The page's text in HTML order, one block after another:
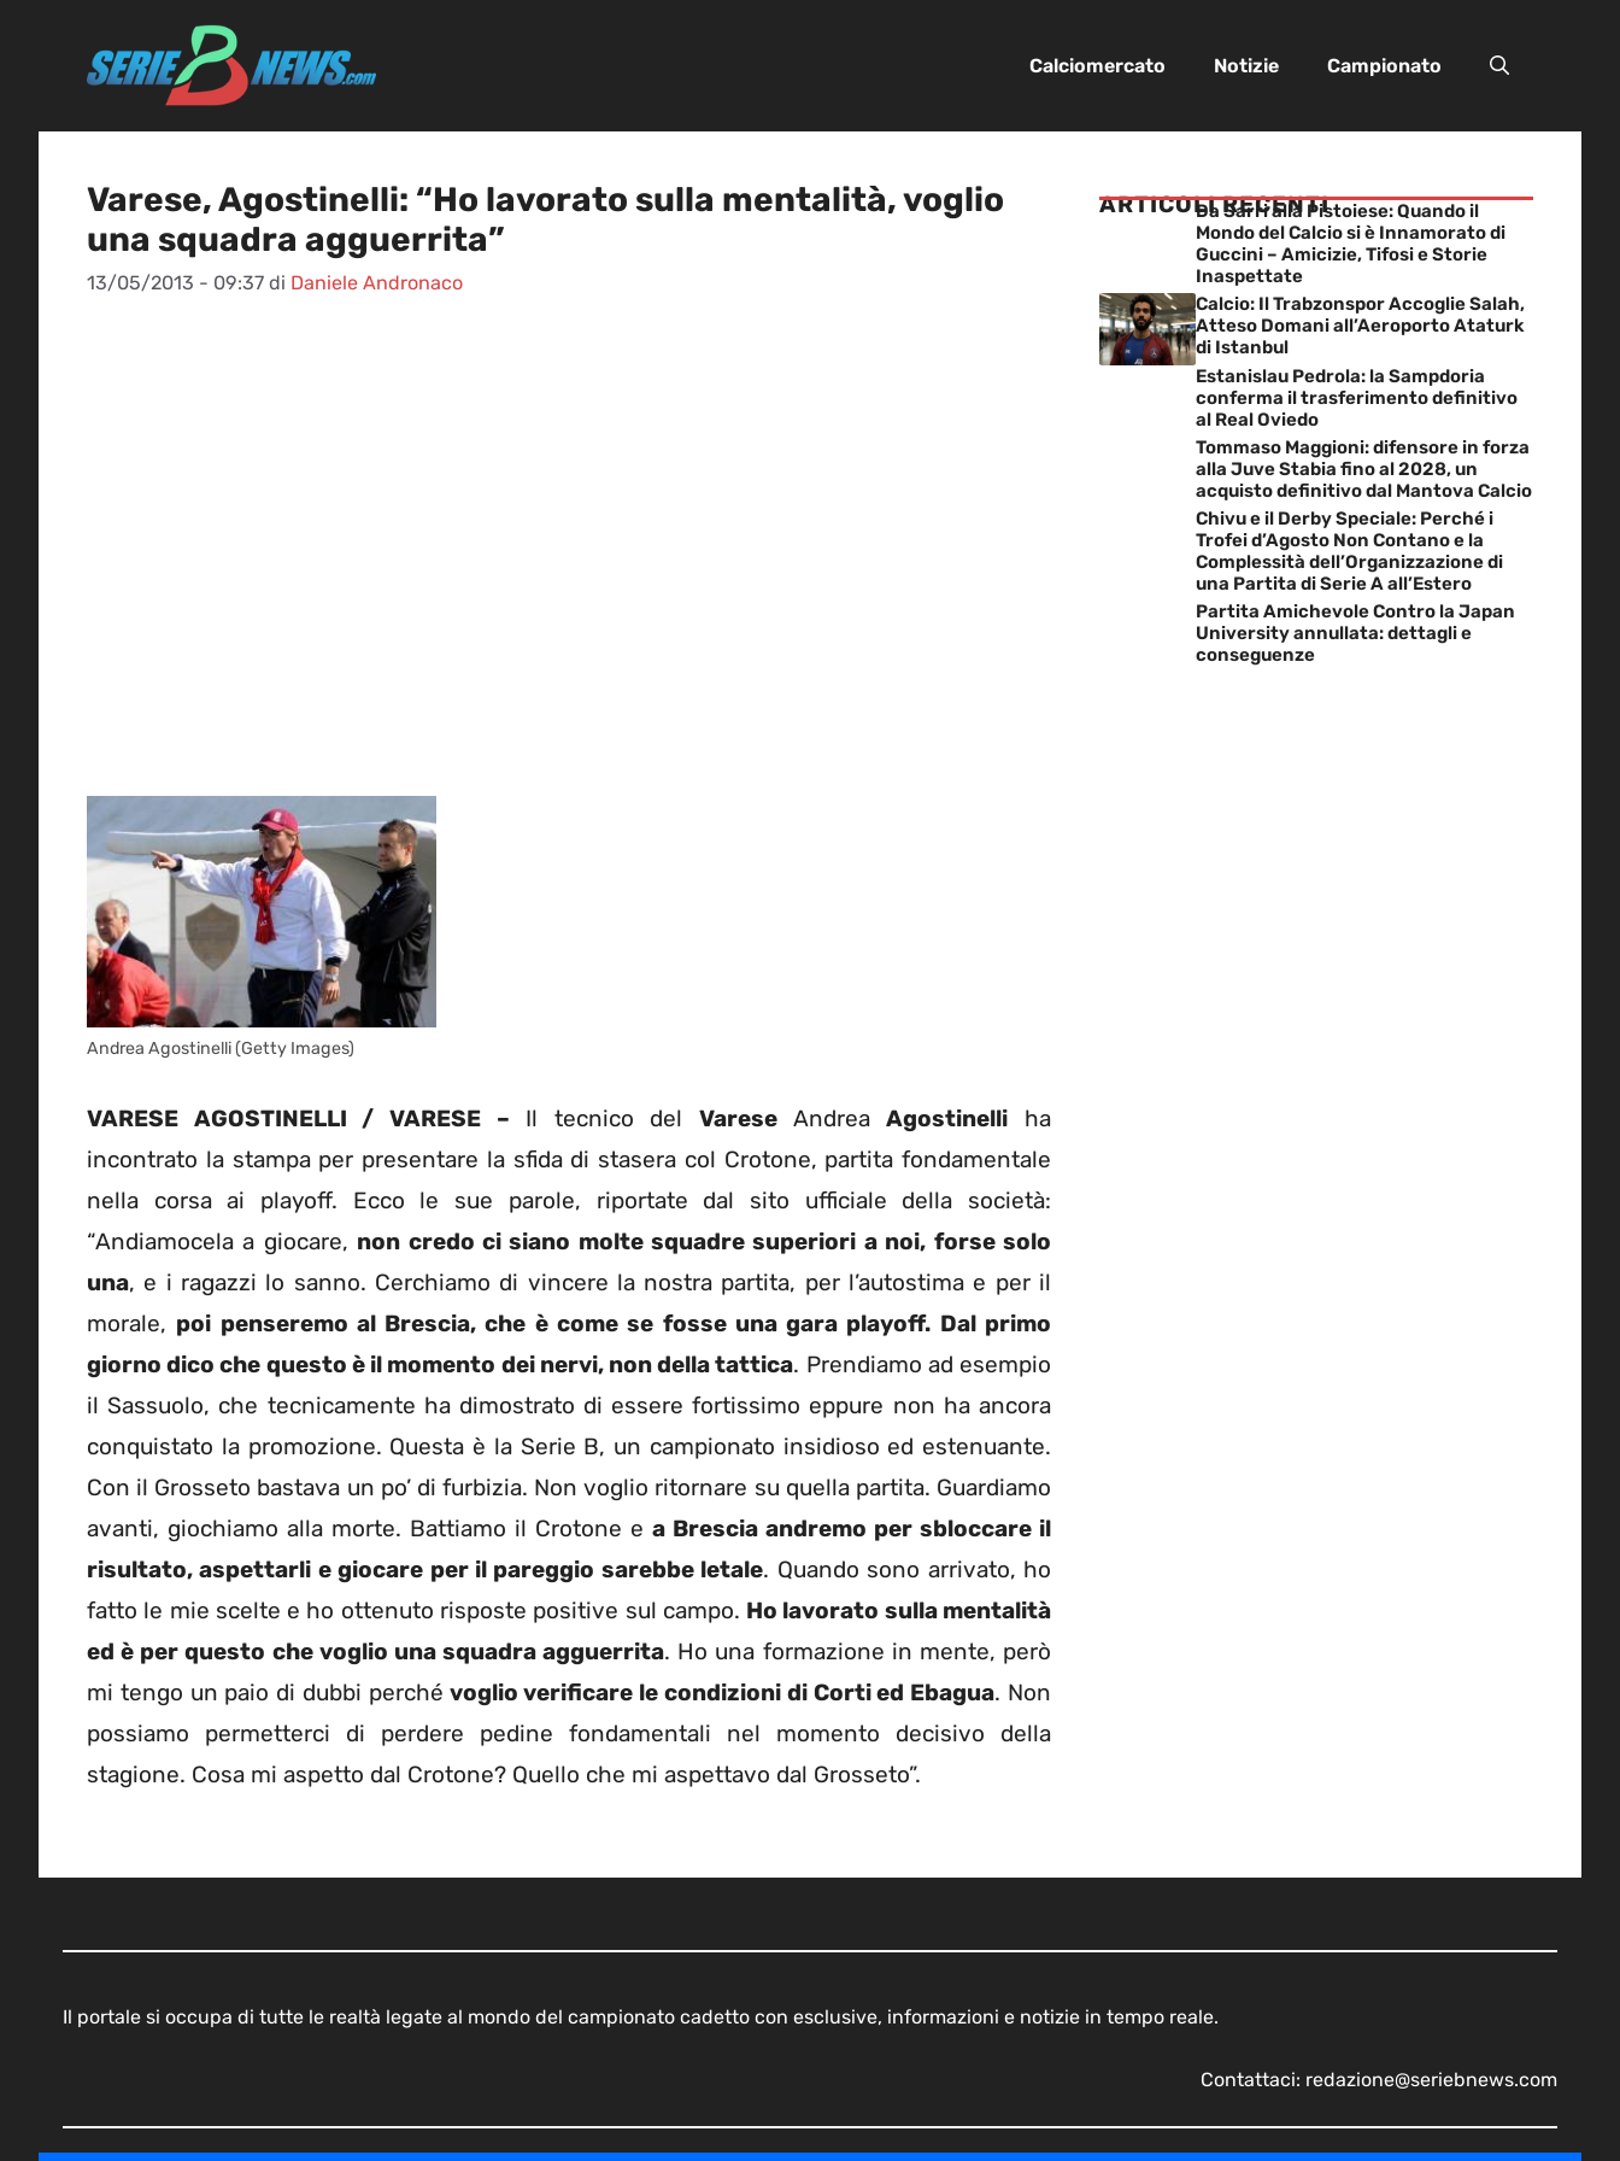
Calciomercato Notizie Campionato
Varese, Agostinelli: “Ho lavorato sulla mentalità, voglio
una squadra agguerrita”
13/05/2013 - 09:37 di Daniele Andronaco
Andrea Agostinelli (Getty Images)
VARESE AGOSTINELLI / VARESE – Il tecnico delVarese AndreaAgostinelli ha
incontrato la stampa per presentare la sfida di stasera col Crotone, partita fondamentale
nella corsa ai playoff. Ecco le sue parole, riportate dal sito ufficiale della società:
“Andiamocela a giocare, non credo ci siano molte squadre superiori a noi, forse solo
una, e i ragazzi lo sanno. Cerchiamo di vincere la nostra partita, per l’autostima e per il
morale, poi penseremo al Brescia, che è come se fosse una gara playoff. Dal primo
giorno dico che questo è il momento dei nervi, non della tattica. Prendiamo ad esempio
il Sassuolo, che tecnicamente ha dimostrato di essere fortissimo eppure non ha ancora
conquistato la promozione. Questa è la Serie B, un campionato insidioso ed estenuante.
Con il Grosseto bastava un po’ di furbizia. Non voglio ritornare su quella partita. Guardiamo
avanti, giochiamo alla morte. Battiamo il Crotone e a Brescia andremo per sbloccare il
risultato, aspettarli e giocare per il pareggio sarebbe letale. Quando sono arrivato, ho
fatto le mie scelte e ho ottenuto risposte positive sul campo. Ho lavorato sulla mentalità
ed è per questo che voglio una squadra agguerrita. Ho una formazione in mente, però
mi tengo un paio di dubbi perché voglio verificare le condizioni di Corti ed Ebagua. Non
possiamo permetterci di perdere pedine fondamentali nel momento decisivo della
stagione. Cosa mi aspetto dal Crotone? Quello che mi aspettavo dal Grosseto”.
ARTICOLI RECENTI
Da Sarri alla Pistoiese: Quando il
Mondo del Calcio si è Innamorato di
Guccini – Amicizie, Tifosi e Storie
Inaspettate
Calcio: Il Trabzonspor Accoglie Salah,
Atteso Domani all’Aeroporto Ataturk
di Istanbul
Estanislau Pedrola: la Sampdoria
conferma il trasferimento definitivo
al Real Oviedo
Tommaso Maggioni: difensore in forza
alla Juve Stabia fino al 2028, un
acquisto definitivo dal Mantova Calcio
Chivu e il Derby Speciale: Perché i
Trofei d’Agosto Non Contano e la
Complessità dell’Organizzazione di
una Partita di Serie A all’Estero
Partita Amichevole Contro la Japan
University annullata: dettagli e
conseguenze
Il portale si occupa di tutte le realtà legate al mondo del campionato cadetto con esclusive, informazioni e notizie in tempo reale.
Contattaci: redazione@seriebnews.com